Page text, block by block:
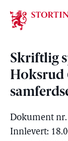
Skriftlig
Hoksrud
Dokument nr.
Innlevert: